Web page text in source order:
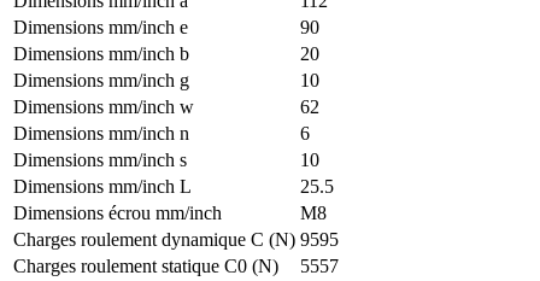
Dimensions mm/inch e
90
Dimensions mm/inch b
20
Dimensions mm/inch g
10
Dimensions mm/inch w
62
Dimensions mm/inch n
6
Dimensions mm/inch s
10
Dimensions mm/inch L
25.5
Dimensions écrou mm/inch
M8
Charges roulement dynamique C (N) 9595
Charges roulement statique C0 (N)
5557